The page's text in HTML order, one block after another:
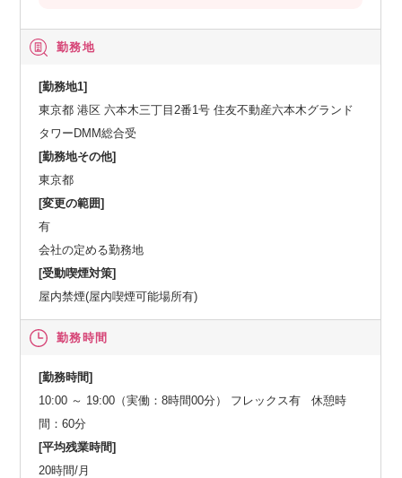
勤務地
[勤務地1]
東京都 港区 六本木三丁目2番1号 住友不動産六本木グランド
タワーDMM総合受
[勤務地その他]
東京都
[変更の範囲]
有
会社の定める勤務地
[受動喫煙対策]
屋内禁煙(屋内喫煙可能場所有)
勤務時間
[勤務時間]
10:00 ～ 19:00（実働：8時間00分） フレックス有 休憩時
間：60分
[平均残業時間]
20時間/月